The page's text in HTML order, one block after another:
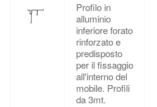
Profilo in
alluminio
inferiore forato
rinforzato e
predisposto
per il fissaggio
all'interno del
mobile. Profili
da 3mt.